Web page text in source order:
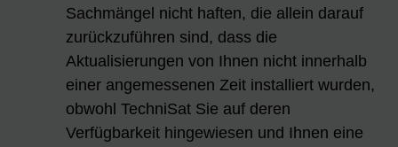
Sachmängel nicht haften, die allein darauf
zurückzuführen sind, dass die
Aktualisierungen von Ihnen nicht innerhalb
einer angemessenen Zeit installiert wurden,
obwohl TechniSat Sie auf deren
Verfügbarkeit hingewiesen und Ihnen eine